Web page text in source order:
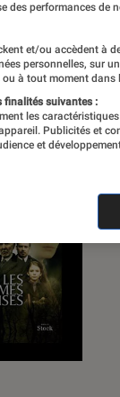
des performances de
et/ou accèdent à
personnelles, sur
à tout moment dans
finalités suivantes :
les
Publicités et
et